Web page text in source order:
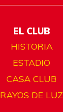
EL CLUB
HISTORIA
ESTADIO
CASA CLUB
RAYOS DE LUZ